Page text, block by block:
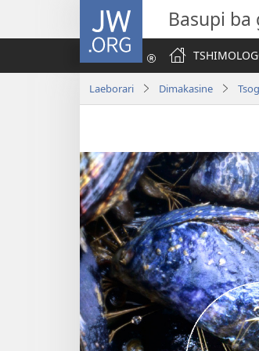
JW.ORG Basupi ba
Laeborari Dimakasine